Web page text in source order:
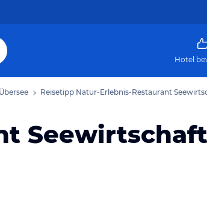
Hotel
Reisetipp Natur-Erlebnis-Restaurant
Seewirtschaft